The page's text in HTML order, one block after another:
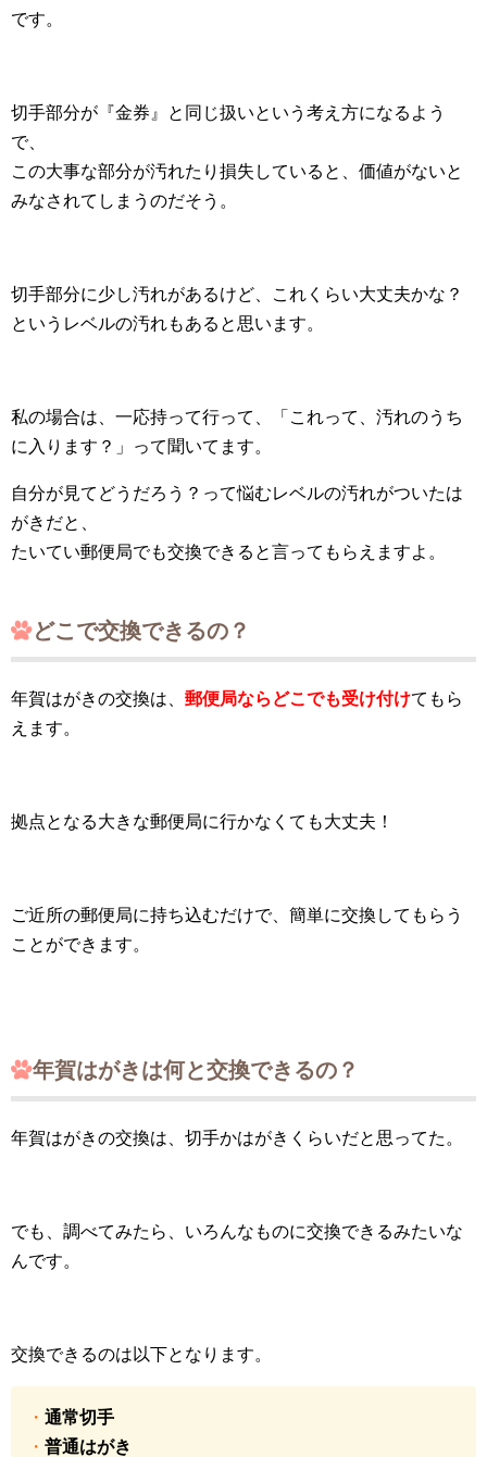
です。
切手部分が『金券』と同じ扱いという考え方になるよう
で、
この大事な部分が汚れたり損失していると、価値がないと
みなされてしまうのだそう。
切手部分に少し汚れがあるけど、これくらい大丈夫かな？
というレベルの汚れもあると思います。
私の場合は、一応持って行って、「これって、汚れのうち
に入ります？」って聞いてます。
自分が見てどうだろう？って悩むレベルの汚れがついたは
がきだと、
たいてい郵便局でも交換できると言ってもらえますよ。
どこで交換できるの？
年賀はがきの交換は、 郵便局ならどこでも受け付けてもら
えます。
拠点となる大きな郵便局に行かなくても大丈夫！
ご近所の郵便局に持ち込むだけで、簡単に交換してもらう
ことができます。
年賀はがきは何と交換できるの？
年賀はがきの交換は、切手かはがきくらいだと思ってた。
でも、調べてみたら、いろんなものに交換できるみたいな
んです。
交換できるのは以下となります。
・ 通常切手
・ 普通はがき